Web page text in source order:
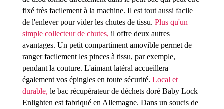
fixé très facilement à la machine. Il est tout aussi facile
de l'enlever pour vider les chutes de tissu. Plus qu'un
simple collecteur de chutes, il offre deux autres
avantages. Un petit compartiment amovible permet de
ranger facilement les pinces à tissu, par exemple,
pendant la couture. L'aimant latéral accueillera
également vos épingles en toute sécurité. Local et
durable, le bac récupérateur de déchets doré Baby Lock
Enlighten est fabriqué en Allemagne. Dans un soucis de